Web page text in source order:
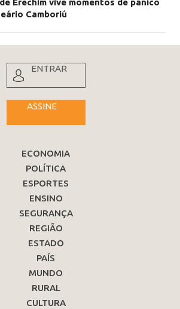
Erechim vive momentos de pânico
Camboriú
ENTRAR
ASSINE
ECONOMIA
POLÍTICA
ESPORTES
ENSINO
SEGURANÇA
REGIÃO
ESTADO
PAÍS
MUNDO
RURAL
CULTURA